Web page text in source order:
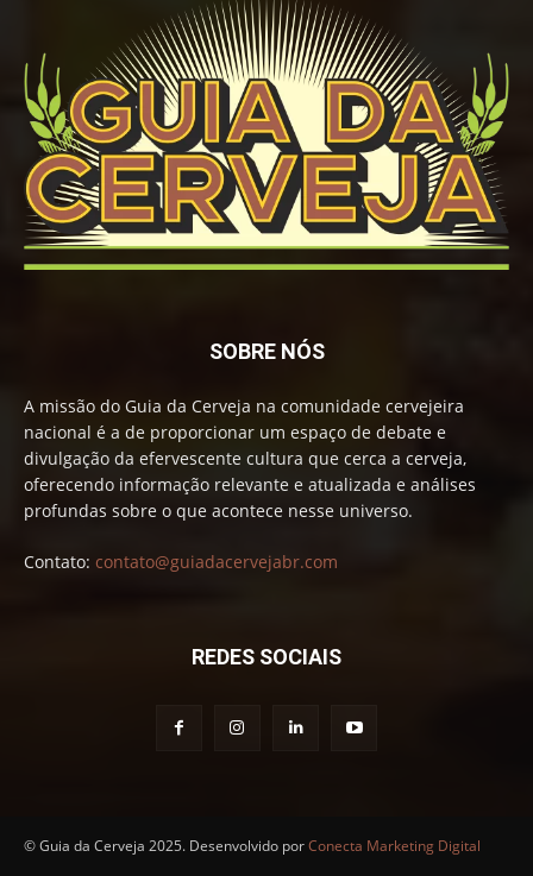
SOBRE NÓS
A missão do Guia da Cerveja na comunidade cervejeira
nacional é a de proporcionar um espaço de debate e
divulgação da efervescente cultura que cerca a cerveja,
oferecendo informação relevante e atualizada e análises
profundas sobre o que acontece nesse universo.
Contato: contato@guiadacervejabr.com
REDES SOCIAIS
© Guia da Cerveja 2025. Desenvolvido porConecta Marketing Digital